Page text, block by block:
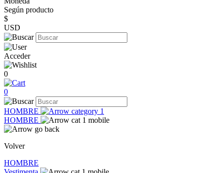
Según producto
$
USD
Acceder
0
0
HOMBRE
HOMBRE
Volver
HOMBRE